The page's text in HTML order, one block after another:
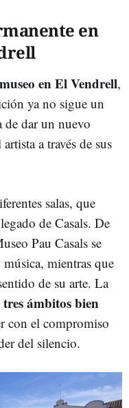
en
museo en El Vendrell,
ya no sigue un
dar un nuevo
a través de sus
salas, que
de Casals. De
Pau Casals se
música, mientras que
de su arte. La
tres ámbitos bien
con el compromiso
del silencio.